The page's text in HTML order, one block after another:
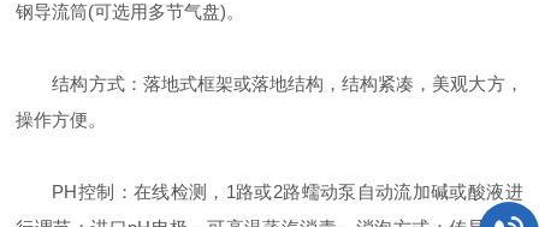
钢导流筒(可选用多节气盘)。
结构方式：落地式框架或落地结构，结构紧凑，美观大方，
操作方便。
PH控制：在线检测，1路或2路蠕动泵自动流加碱或酸液进